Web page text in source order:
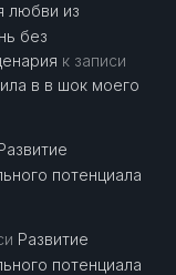
любви из
без
к записи
в в шок моего
потенциала
Развитие
потенциала